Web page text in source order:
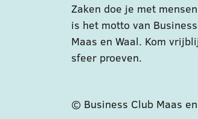
Zaken doe je met
is het motto van
Maas en Waal. Kom
sfeer proeven.
© Business Club Maas